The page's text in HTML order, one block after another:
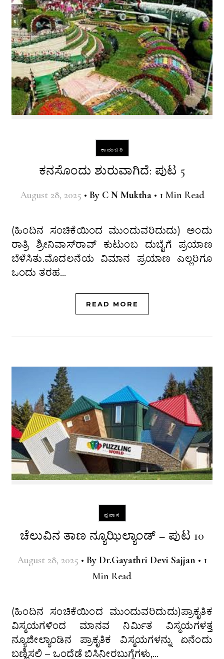
ಕಾದಂಬರಿ
ಕನಸೊಂದು ಶುರುವಾಗಿದೆ: ಪುಟ 5
August 28, 2025 • By C N Muktha • 1 Min Read
(ಹಿಂದಿನ ಸಂಚಿಕೆಯಿಂದ ಮುಂದುವರಿದುದು) ಅಂದು
ರಾತ್ರಿ ಶ್ರೀನಿವಾಸ್‌ರಾವ್ ಕುಟುಂಬ ದುಬೈಗೆ ಪ್ರಯಾಣ
ಬೆಳೆಸಿತು.ಮೊದಲನೆಯ ವಿಮಾನ ಪ್ರಯಾಣ ಎಲ್ಲರಿಗೂ
ಒಂದು ತರಹ…
READ MORE
ಪ್ರವಾಸ
ಚೆಲುವಿನ ತಾಣ ನ್ಯೂಝಿಲ್ಯಾಂಡ್ – ಪುಟ 10
August 28, 2025 • By Dr.Gayathri Devi Sajjan • 1
Min Read
(ಹಿಂದಿನ ಸಂಚಿಕೆಯಿಂದ ಮುಂದುವರಿದುದು)ಪ್ರಾಕೃತಿಕ
ವಿಸ್ಮಯಗಳಿಂದ ಮಾನವ ನಿರ್ಮಿತ ವಿಸ್ಮಯಗಳತ್ತ
ನ್ಯೂಜೀಲ್ಯಾಂಡಿನ ಪ್ರಾಕೃತಿಕ ವಿಸ್ಮಯಗಳನ್ನು ಏನೆಂದು
ಬಣ್ಣಿಸಲಿ – ಒಂದೆಡೆ ಬಿಸಿನೀರಬುಗ್ಗೆಗಳು,…